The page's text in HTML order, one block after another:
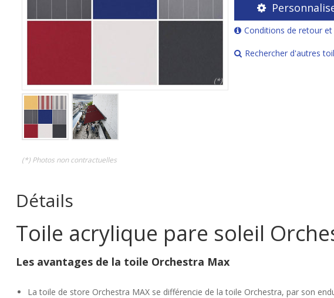
(*)
(*) Photos non contractuelles
Conditions de retour
Rechercher d'autres
Détails
Toile acrylique pare soleil
Les avantages de la toile Orchestra Max
La toile de store Orchestra MAX se différencie de la toile Orchestra, par son